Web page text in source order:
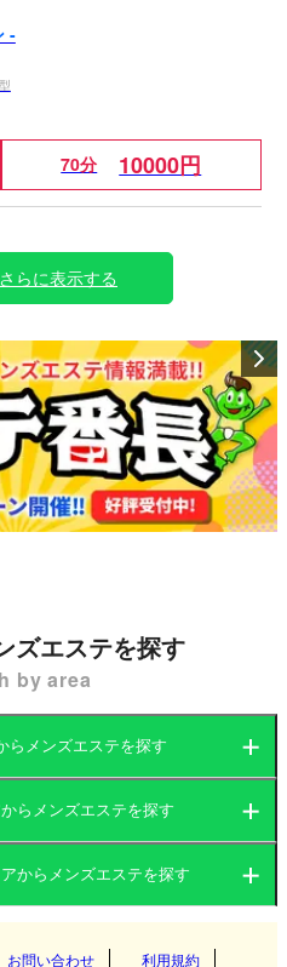
-
70分 10000円
らに表示する
ズエステを探す
by area
らメンズエステを探す
大分県
宮崎県
鹿児島県
らメンズエステを探す
大分県
からメンズエステを探す
関東
お問い合わせ 利用規約